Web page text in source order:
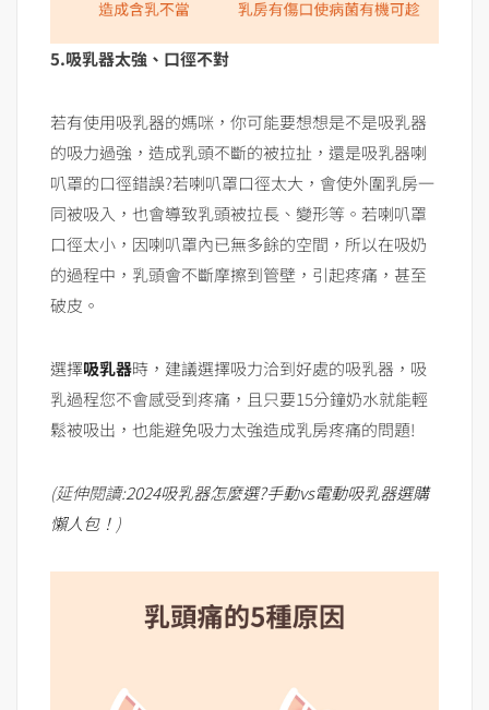
5.吸乳器太強、口徑不對
若有使用吸乳器的媽咪，你可能要想想是不是吸乳器
的吸力過強，造成乳頭不斷的被拉扯，還是吸乳器喇
叭罩的口徑錯誤?若喇叭罩口徑太大，會使外圍乳房一
同被吸入，也會導致乳頭被拉長、變形等。若喇叭罩
口徑太小，因喇叭罩內已無多餘的空間，所以在吸奶
的過程中，乳頭會不斷摩擦到管壁，引起疼痛，甚至
破皮。
選擇吸乳器時，建議選擇吸力洽到好處的吸乳器，吸
乳過程您不會感受到疼痛，且只要15分鐘奶水就能輕
鬆被吸出，也能避免吸力太強造成乳房疼痛的問題!
(延伸閱讀:2024吸乳器怎麼選?手動vs電動吸乳器選購
懶人包！ )